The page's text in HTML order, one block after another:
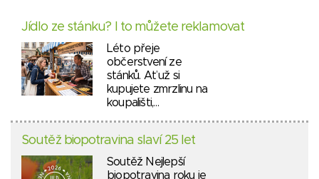
Jídlo ze stánku? I to můžete reklamovat
Léto přeje
občerstvení ze
stánků. Ať už si
kupujete zmrzlinu na
koupališti,…
Soutěž biopotravina slaví 25 let
Soutěž Nejlepší
biopotravina roku je